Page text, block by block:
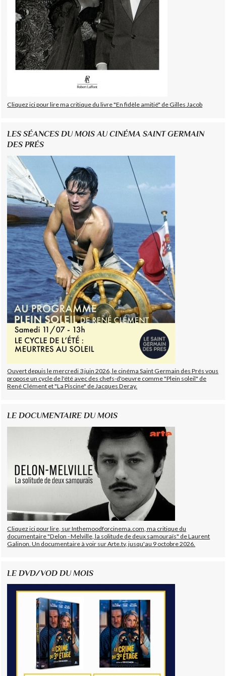
Cliquez ici pour lire ma critique du livre "En fidèle amitié" de Gilles Jacob
LES SÉANCES DU MOIS AU CINÉMA SAINT GERMAIN
DES PRÉS
Ouvert depuis le mercredi 3 juin 2026, le cinéma Saint Germain des Prés vous
propose un cycle de l'été avec des chefs-d'oeuvre comme "Plein soleil" de
René Clément et "La Piscine" de Jacques Deray.
LE DOCUMENTAIRE DU MOIS
Cliquez ici pour lire, sur Inthemoodforcinema.com, ma critique du
documentaire "Delon - Melville, la solitude de deux samouraïs" de Laurent
Galinon. Un documentaire à voir sur Arte.tv, jusqu'au 9 octobre 2026.
LE DVD/VOD DU MOIS